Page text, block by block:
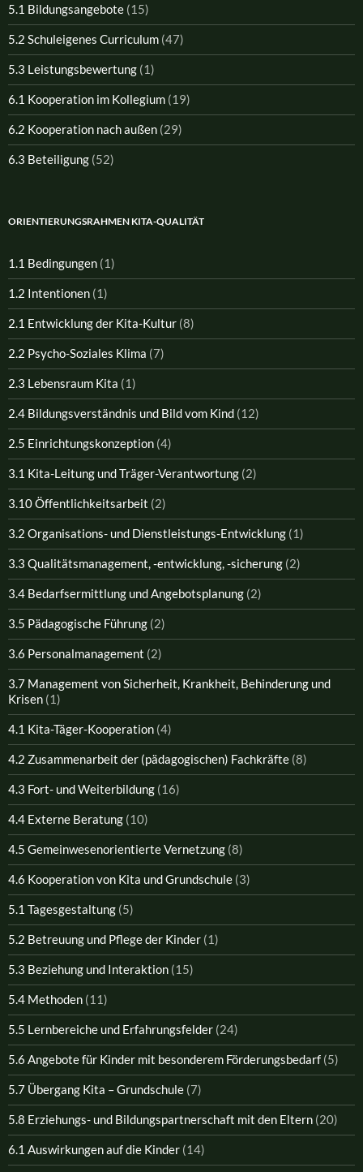
5.1 Bildungsangebote (15)
5.2 Schuleigenes Curriculum (47)
5.3 Leistungsbewertung (1)
6.1 Kooperation im Kollegium (19)
6.2 Kooperation nach außen (29)
6.3 Beteiligung (52)
ORIENTIERUNGSRAHMEN KITA-QUALITÄT
1.1 Bedingungen (1)
1.2 Intentionen (1)
2.1 Entwicklung der Kita-Kultur (8)
2.2 Psycho-Soziales Klima (7)
2.3 Lebensraum Kita (1)
2.4 Bildungsverständnis und Bild vom Kind (12)
2.5 Einrichtungskonzeption (4)
3.1 Kita-Leitung und Träger-Verantwortung (2)
3.10 Öffentlichkeitsarbeit (2)
3.2 Organisations- und Dienstleistungs-Entwicklung (1)
3.3 Qualitätsmanagement, -entwicklung, -sicherung (2)
3.4 Bedarfsermittlung und Angebotsplanung (2)
3.5 Pädagogische Führung (2)
3.6 Personalmanagement (2)
3.7 Management von Sicherheit, Krankheit, Behinderung und
Krisen (1)
4.1 Kita-Täger-Kooperation (4)
4.2 Zusammenarbeit der (pädagogischen) Fachkräfte (8)
4.3 Fort- und Weiterbildung (16)
4.4 Externe Beratung (10)
4.5 Gemeinwesenorientierte Vernetzung (8)
4.6 Kooperation von Kita und Grundschule (3)
5.1 Tagesgestaltung (5)
5.2 Betreuung und Pflege der Kinder (1)
5.3 Beziehung und Interaktion (15)
5.4 Methoden (11)
5.5 Lernbereiche und Erfahrungsfelder (24)
5.6 Angebote für Kinder mit besonderem Förderungsbedarf (5)
5.7 Übergang Kita – Grundschule (7)
5.8 Erziehungs- und Bildungspartnerschaft mit den Eltern (20)
6.1 Auswirkungen auf die Kinder (14)